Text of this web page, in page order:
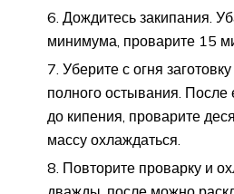
Дождитесь закипания.
минимума, проварите 15
Уберите с огня
полного остывания.
до кипения, проварите
массу охлаждаться.
Повторите проварку и